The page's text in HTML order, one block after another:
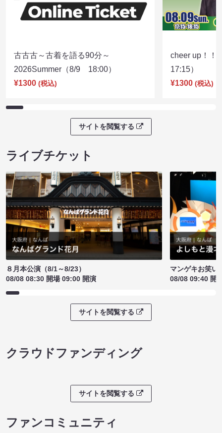
古古古～古着を語る90分～
2026Summer（8/9 18:00）
¥1300 (税込)
cheer up！
17:15）
¥1300 (税込)
サイトを閲覧する
ライブチケット
８月本公演（8/1～8/23）
08/08 08:30 開場 09:00 開演
マンゲキお笑い
08/08 09:40 開
サイトを閲覧する
クラウドファンディング
サイトを閲覧する
ファンコミュニティ